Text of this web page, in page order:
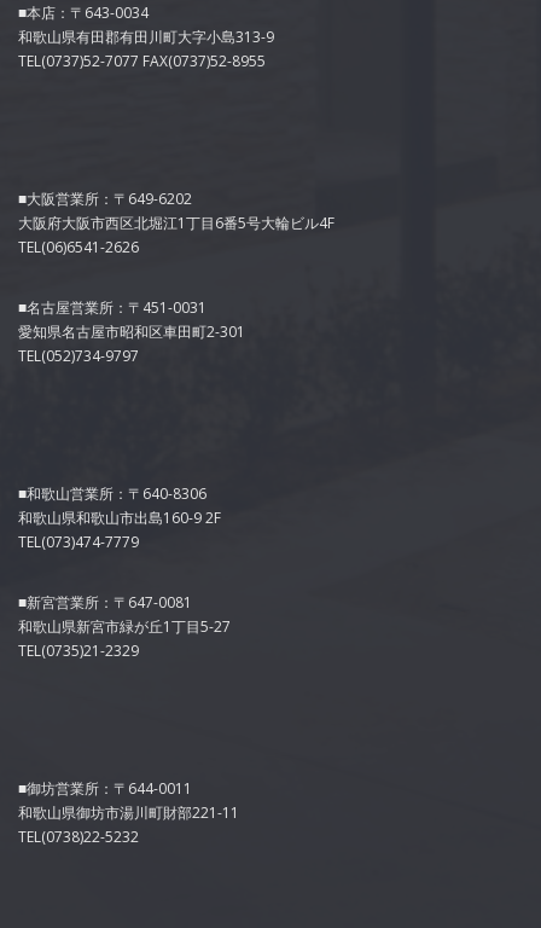
■本店：〒643-0034
和歌山県有田郡有田川町大字小島313-9
TEL(0737)52-7077 FAX(0737)52-8955
■大阪営業所：〒649-6202
大阪府大阪市西区北堀江1丁目6番5号大輪ビル4F
TEL(06)6541-2626
■名古屋営業所：〒451-0031
愛知県名古屋市昭和区車田町2-301
TEL(052)734-9797
■和歌山営業所：〒640-8306
和歌山県和歌山市出島160-9 2F
TEL(073)474-7779
■新宮営業所：〒647-0081
和歌山県新宮市緑が丘1丁目5-27
TEL(0735)21-2329
■御坊営業所：〒644-0011
和歌山県御坊市湯川町財部221-11
TEL(0738)22-5232